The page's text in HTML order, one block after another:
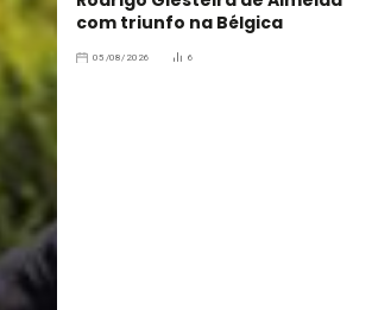
com triunfo na Bélgica
05/08/2026 6